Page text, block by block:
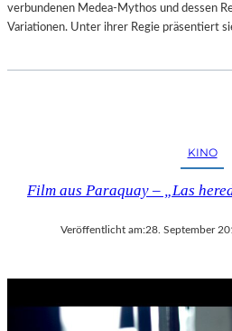
verbundenen Medea-Mythos und dessen
Variationen. Unter ihrer Regie präsentiert
KINO
Film aus Paraquay – „Las
Veröffentlicht am:28. September